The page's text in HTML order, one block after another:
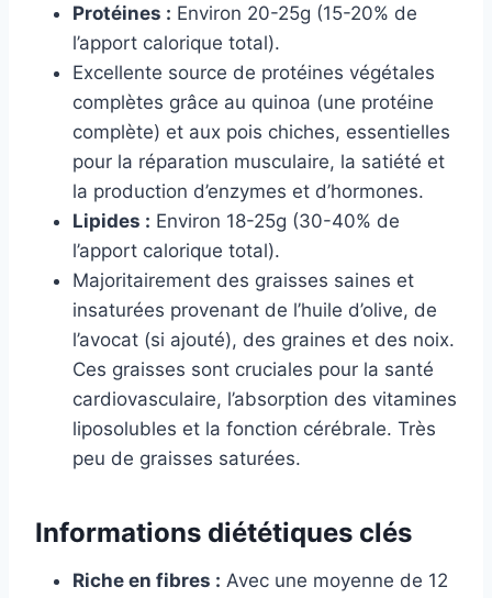
Protéines : Environ 20-25g (15-20% de
l’apport calorique total).
Excellente source de protéines végétales
complètes grâce au quinoa (une protéine
complète) et aux pois chiches, essentielles
pour la réparation musculaire, la satiété et
la production d’enzymes et d’hormones.
Lipides : Environ 18-25g (30-40% de
l’apport calorique total).
Majoritairement des graisses saines et
insaturées provenant de l’huile d’olive, de
l’avocat (si ajouté), des graines et des noix.
Ces graisses sont cruciales pour la santé
cardiovasculaire, l’absorption des vitamines
liposolubles et la fonction cérébrale. Très
peu de graisses saturées.
Informations diététiques clés
Riche en fibres : Avec une moyenne de 12